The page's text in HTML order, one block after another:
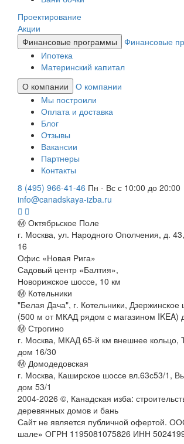
Проектирование
Акции
Финансовые программы
Финансовые
Ипотека
Материнский капитал
О компании
О компании
Мы построили
Оплата и доставка
Блог
Отзывы
Вакансии
Партнеры
Контакты
8 (495) 966-41-46 Пн - Вс с 10:00 до 20:00
info@canadskaya-izba.ru
Ⓜ Октябрьское Поле
г. Москва, ул. Народного Ополчения, д.
16
Офис «Новая Рига»
Садовый центр «Балтия»,
Новорижское шоссе, 10 км
Ⓜ Котельники
"Белая Дача", г. Котельники, Дзержинское
(500 м от МКАД рядом с магазином
Ⓜ Строгино
г. Москва, МКАД 65-й км внешнее кольцо,
дом 16/30
Ⓜ Домодедовская
г. Москва, Каширское шоссе вл.63с53/1,
дом 53/1
2004-2026 ©, Канадская изба:
деревянных домов и бань
Сайт не является публичной офертой.
шале» ОГРН 1195081075826 ИНН